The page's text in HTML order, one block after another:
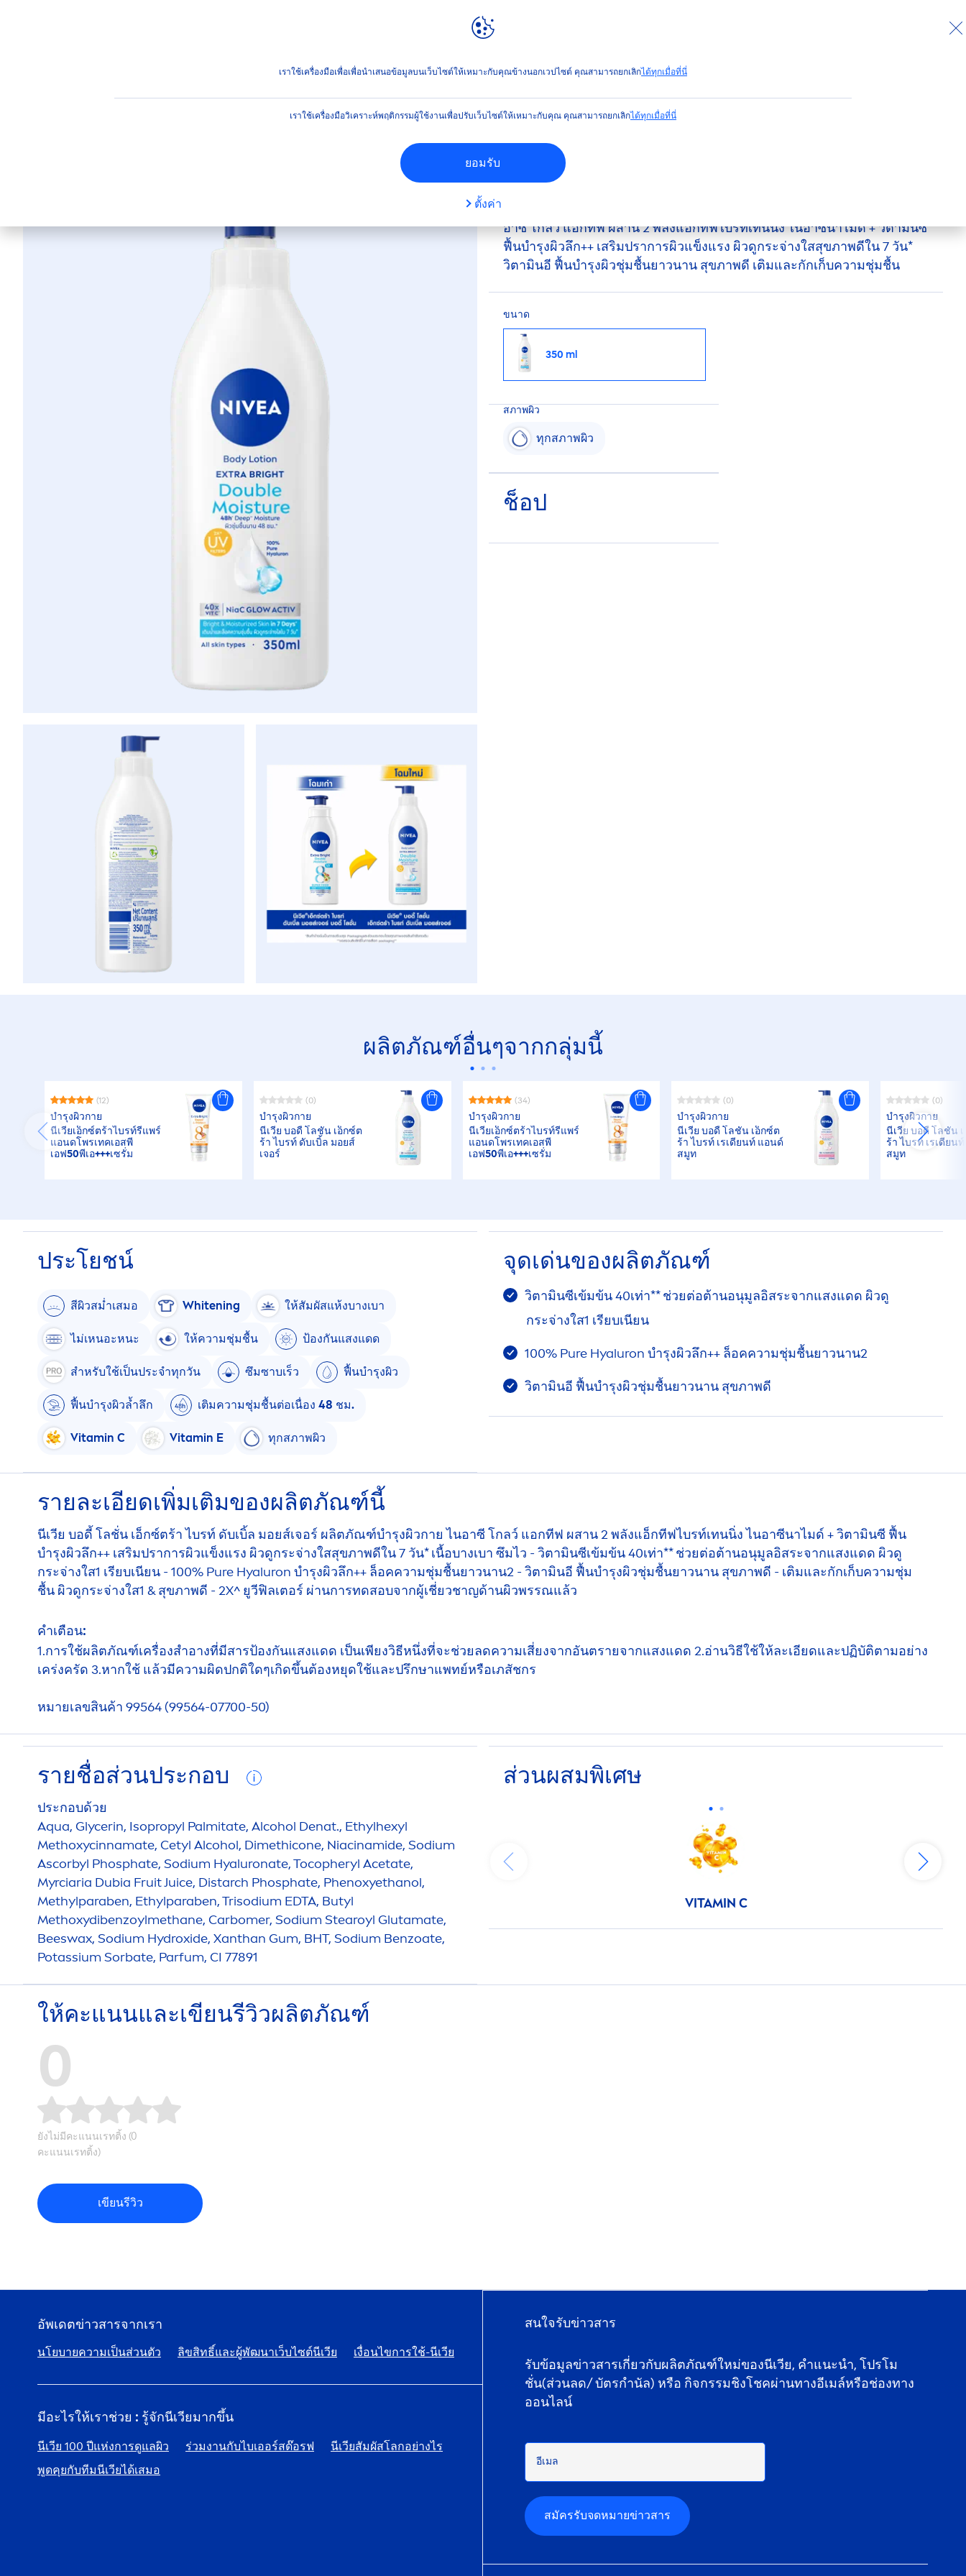
เราใช้เครื่องมือเพื่อเพื่อนำเสนอข้อมูลบนเว็บไซต์ให้เหมาะกับคุณข้างนอกเวปไซต์ คุณสามารถยกเลิกได้ทุกเมื่อที่นี่
เราใช้เครื่องมือวิเคราะห์พฤติกรรมผู้ใช้งานเพื่อปรับเว็บไซต์ให้เหมาะกับคุณ คุณสามารถยกเลิกได้ทุกเมื่อที่นี่
ยอมรับ
ตั้งค่า
นีเวีย บอดี้ โลชั่น เอ็กซ์ตร้า ไบรท์ ดับเบิ้ล มอยส์เจอร์
นีเวีย บอดี้ โลชั่น เอ็กซ์ตร้า ไบรท์ ดับเบิ้ล มอยส์เจอร์
อาซี โกลว์ แอกทีฟ ผสาน 2 พลังแอ็กทีฟไบรท์เทนนิ่ง ไนอาซีนาไมด์ + วิตามินซี
ฟื้นบำรุงผิวลึก++ เสริมปราการผิวแข็งแรง ผิวดูกระจ่างใสสุขภาพดีใน 7 วัน*
วิตามินอี ฟื้นบำรุงผิวชุ่มชื้นยาวนาน สุขภาพดี เติมและกักเก็บความชุ่มชื้น
ขนาด
350 ml
สภาพผิว
ทุกสภาพผิว
ช็อป
ผลิตภัณฑ์อื่นๆจากกลุ่มนี้
(12)
บำรุงผิวกาย
นีเวียเอ็กซ์ตร้าไบรท์รีแพร์
แอนดโพรเทคเอสพี
เอฟ50พีเอ+++เซรั่ม
(0)
บำรุงผิวกาย
นีเวีย บอดี้ โลชั่น เอ็กซ์ต
ร้า ไบรท์ ดับเบิ้ล มอยส์
เจอร์
(34)
บำรุงผิวกาย
นีเวียเอ็กซ์ตร้าไบรท์รีแพร์
แอนดโพรเทคเอสพี
เอฟ50พีเอ+++เซรั่ม
(0)
บำรุงผิวกาย
นีเวีย บอดี้ โลชั่น เอ็กซ์ต
ร้า ไบรท์ เรเดียนท์ แอนด์
สมูท
(0)
บำรุงผิวกาย
นีเวีย บอดี้ โลชั่น
ร้า ไบรท์ เรเดียน
สมูท
ประโยชน์
สีผิวสม่ำเสมอ Whitening ให้สัมผัสแห้งบางเบา
ไม่เหนอะหนะ ให้ความชุ่มชื้น ป้องกันแสงแดด
สำหรับใช้เป็นประจำทุกวัน ซึมซาบเร็ว ฟื้นบำรุงผิว
ฟื้นบำรุงผิวล้ำลึก เติมความชุ่มชื้นต่อเนื่อง 48 ชม.
Vitamin C Vitamin E ทุกสภาพผิว
จุดเด่นของผลิตภัณฑ์
วิตามินซีเข้มข้น 40เท่า** ช่วยต่อต้านอนุมูลอิสระจากแสงแดด ผิวดู
กระจ่างใส1 เรียบเนียน
100% Pure Hyaluron บำรุงผิวลึก++ ล็อคความชุ่มชื้นยาวนาน2
วิตามินอี ฟื้นบำรุงผิวชุ่มชื้นยาวนาน สุขภาพดี
รายละเอียดเพิ่มเติมของผลิตภัณฑ์นี้
นีเวีย บอดี้ โลชั่น เอ็กซ์ตร้า ไบรท์ ดับเบิ้ล มอยส์เจอร์ ผลิตภัณฑ์บำรุงผิวกาย ไนอาซี โกลว์ แอกทีฟ ผสาน 2 พลังแอ็กทีฟไบรท์เทนนิ่ง ไนอาซีนาไมด์ + วิตามินซี ฟื้น
บำรุงผิวลึก++ เสริมปราการผิวแข็งแรง ผิวดูกระจ่างใสสุขภาพดีใน 7 วัน* เนื้อบางเบา ซึมไว - วิตามินซีเข้มข้น 40เท่า** ช่วยต่อต้านอนุมูลอิสระจากแสงแดด ผิวดู
กระจ่างใส1 เรียบเนียน - 100% Pure Hyaluron บำรุงผิวลึก++ ล็อคความชุ่มชื้นยาวนาน2 - วิตามินอี ฟื้นบำรุงผิวชุ่มชื้นยาวนาน สุขภาพดี - เติมและกักเก็บความชุ่ม
ชื้น ผิวดูกระจ่างใส1 & สุขภาพดี - 2X^ ยูวีฟิลเตอร์ ผ่านการทดสอบจากผู้เชี่ยวชาญด้านผิวพรรณแล้ว
คำเตือน:
1.การใช้ผลิตภัณฑ์เครื่องสำอางที่มีสารป้องกันแสงแดด เป็นเพียงวิธีหนึ่งที่จะช่วยลดความเสี่ยงจากอันตรายจากแสงแดด 2.อ่านวิธีใช้ให้ละเอียดและปฏิบัติตามอย่าง
เคร่งครัด 3.หากใช้ แล้วมีความผิดปกติใดๆเกิดขึ้นต้องหยุดใช้และปรึกษาแพทย์หรือเภสัชกร
หมายเลขสินค้า 99564 (99564-07700-50)
รายชื่อส่วนประกอบ
ประกอบด้วย
Aqua, Glycerin, Isopropyl Palmitate, Alcohol Denat., Ethylhexyl
Methoxycinnamate, Cetyl Alcohol, Dimethicone, Niacinamide, Sodium
Ascorbyl Phosphate, Sodium Hyaluronate, Tocopheryl Acetate,
Myrciaria Dubia Fruit Juice, Distarch Phosphate, Phenoxyethanol,
Methylparaben, Ethylparaben, Trisodium EDTA, Butyl
Methoxydibenzoylmethane, Carbomer, Sodium Stearoyl Glutamate,
Beeswax, Sodium Hydroxide, Xanthan Gum, BHT, Sodium Benzoate,
Potassium Sorbate, Parfum, CI 77891
ส่วนผสมพิเศษ
VITAMIN C
ให้คะแนนและเขียนรีวิวผลิตภัณฑ์
0
ยังไม่มีคะแนนเรทติ้ง (0
คะแนนเรทติ้ง)
เขียนรีวิว
อัพเดตข่าวสารจากเรา
นโยบายความเป็นส่วนตัว ลิขสิทธิ์และผู้พัฒนาเว็บไซต์นีเวีย เงื่อนไขการใช้-นีเวีย
มีอะไรให้เราช่วย : รู้จักนีเวียมากขึ้น
นีเวีย 100 ปีแห่งการดูแลผิว ร่วมงานกับไบเออร์สด๊อรฟ
นีเวียสัมผัสโลกอย่างไร
พูดคุยกับทีมนีเวียได้เสมอ
สนใจรับข่าวสาร
รับข้อมูลข่าวสารเกี่ยวกับผลิตภัณฑ์ใหม่ของนีเวีย, คำแนะนำ, โปรโม
ชั่น(ส่วนลด/ บัตรกำนัล) หรือ กิจกรรมชิงโชคผ่านทางอีเมล์หรือช่องทาง
ออนไลน์
อีเมล
สมัครรับจดหมายข่าวสาร